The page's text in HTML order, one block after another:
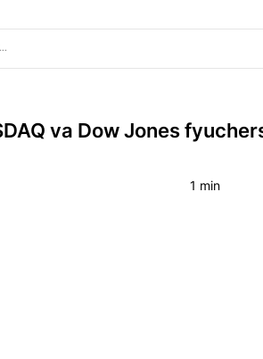
va Dow Jones
1 min